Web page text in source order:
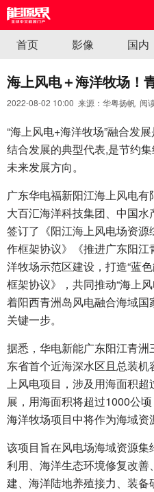
首页 影像 国内
海上风电＋海洋牧场！
2022-08-02 10:00 来源：华粤扬帆 阅
“海上风电+海洋牧场”融合发
结合发展的典型代表,是节约
未来发展方向。
广东华电福新阳江海上风电有
大百汇海洋科技集团、中国
签订了《阳江海上风电场资
作框架协议》《推进广东阳
洋牧场示范区建设，打造“蓝
框架协议》，共同推动“海上
着阳西青洲岛风电融合海域
关键一步。
据悉，华电新能广东阳江青
东省首个近海深水区且总装
上风电项目，涉及用海面积
展，用海面积将超过1000公
海洋牧场项目中将作为海域资
该项目旨在风电场海域资源
利用、海洋生态环境修复改
建、海洋陆地养殖接力、装